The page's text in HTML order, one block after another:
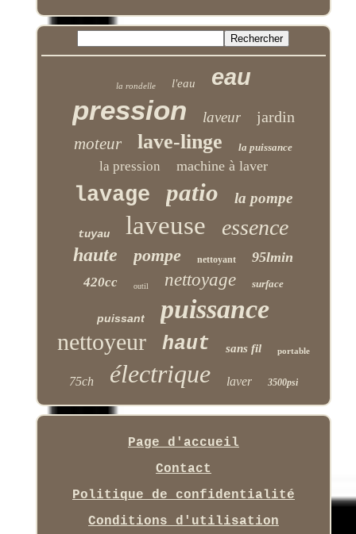
la rondelle l'eau eau
pression laveur jardin
moteur lave-linge la puissance
la pression machine à laver
lavage patio la pompe
tuyau laveuse essence
haute pompe nettoyant 95lmin
420cc outil nettoyage surface
puissant puissance
nettoyeur haut sans fil portable
75ch électrique laver 3500psi
Page d'accueil
Contact
Politique de confidentialité
Conditions d'utilisation